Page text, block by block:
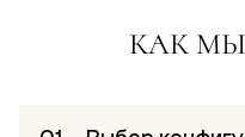
КАК